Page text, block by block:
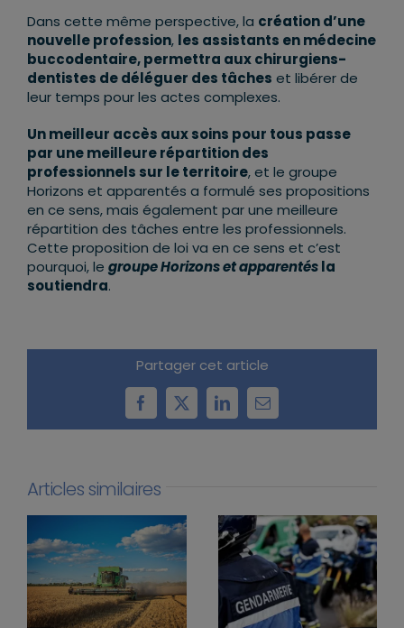
Dans cette même perspective, la création d’une
nouvelle profession, les assistants en médecine
buccodentaire, permettra aux chirurgiens-
dentistes de déléguer des tâches et libérer de
leur temps pour les actes complexes.
Un meilleur accès aux soins pour tous passe
par une meilleure répartition des
professionnels sur le territoire, et le groupe
Horizons et apparentés a formulé ses propositions
en ce sens, mais également par une meilleure
répartition des tâches entre les professionnels.
Cette proposition de loi va en ce sens et c’est
pourquoi, le groupe Horizons et apparentésla
soutiendra.
Partager cet article
Facebook
X LinkedInEmail
Articles similaires